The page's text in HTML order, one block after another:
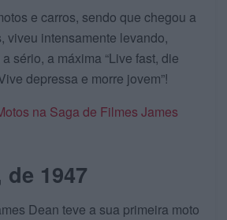
e carros, sendo que chegou a
viveu intensamente levando,
sério, a máxima “Live fast, die
depressa e morre jovem”!
na Saga de Filmes James
de 1947
Dean teve a sua primeira moto